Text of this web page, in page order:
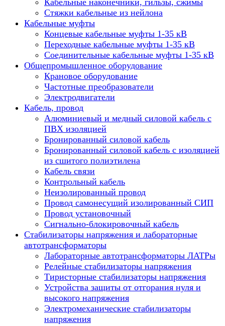
Кабельные наконечники, гильзы, сжимы
Стяжки кабельные из нейлона
Кабельные муфты
Концевые кабельные муфты 1-35 кВ
Переходные кабельные муфты 1-35 кВ
Соединительные кабельные муфты 1-35 кВ
Общепромышленное оборудование
Крановое оборудование
Частотные преобразователи
Электродвигатели
Кабель, провод
Алюминиевый и медный силовой кабель с
ПВХ изоляцией
Бронированный силовой кабель
Бронированный силовой кабель с изоляцией
из сшитого полиэтилена
Кабель связи
Контрольный кабель
Неизолированный провод
Провод самонесущий изолированный СИП
Провод установочный
Сигнально-блокировочный кабель
Стабилизаторы напряжения и лабораторные
автотрансформаторы
Лабораторные автотрансформаторы ЛАТРы
Релейные стабилизаторы напряжения
Тиристорные стабилизаторы напряжения
Устройства защиты от отгорания нуля и
высокого напряжения
Электромеханические стабилизаторы
напряжения